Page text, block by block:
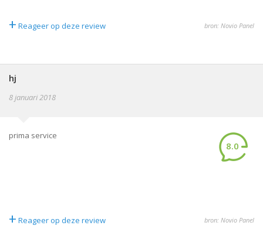
+ Reageer op deze review bron: Novio Panel
hj
8 januari 2018
prima service
8.0
+ Reageer op deze review bron: Novio Panel